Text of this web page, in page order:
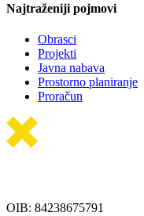
Najtraženiji pojmovi
Obrasci
Projekti
Javna nabava
Prostorno planiranje
Proračun
OIB: 84238675791